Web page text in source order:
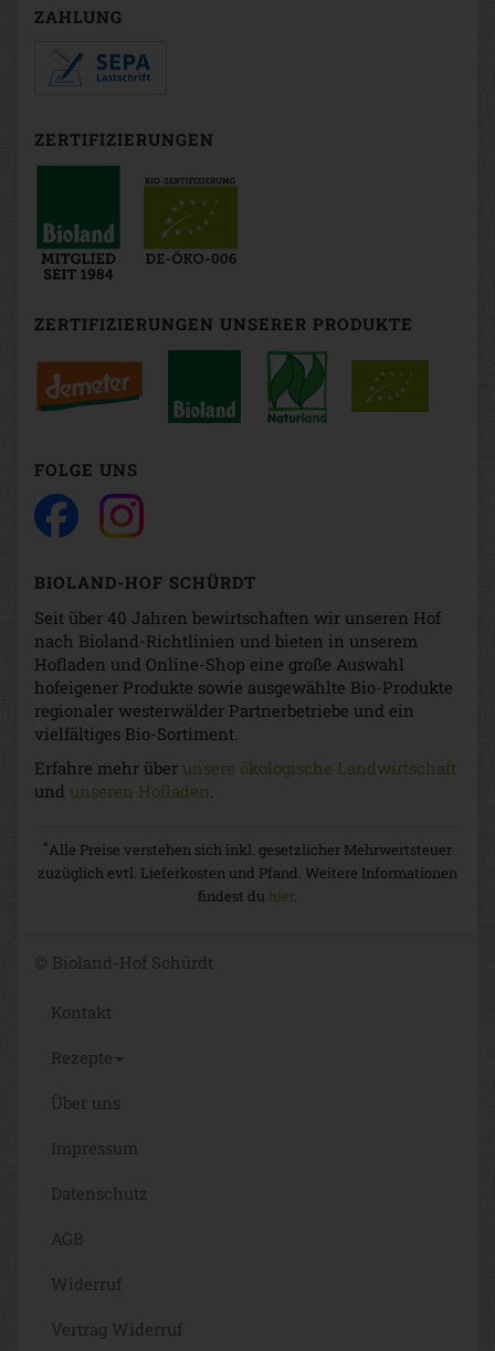
ZAHLUNG
ZERTIFIZIERUNGEN
ZERTIFIZIERUNGEN UNSERER PRODUKTE
FOLGE UNS
BIOLAND-HOF SCHÜRDT
Seit über 40 Jahren bewirtschaften wir unseren Hof
nach Bioland-Richtlinien und bieten in unserem
Hofladen und Online-Shop eine große Auswahl
hofeigener Produkte sowie ausgewählte Bio-Produkte
regionaler westerwälder Partnerbetriebe und ein
vielfältiges Bio-Sortiment.
Erfahre mehr über unsere ökologische Landwirtschaft
und unseren Hofladen.
*Alle Preise verstehen sich inkl. gesetzlicher Mehrwertsteuer
zuzüglich evtl. Lieferkosten und Pfand. Weitere Informationen
findest du hier.
© Bioland-Hof Schürdt
Kontakt
Rezepte
Über uns
Impressum
Datenschutz
AGB
Widerruf
Vertrag Widerruf